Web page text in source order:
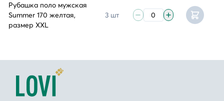
Рубашка поло мужская
Summer 170 желтая,
размер XXL
3 шт